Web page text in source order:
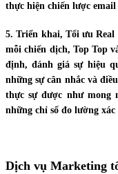
thực hiện chiến lược
5. Triển khai, Tối ưu
mỗi chiến dịch, Top Top
định, đánh giá sự hiệu
những sự cân nhắc và
thực sự được như mong
những chỉ số đo lường
Dịch vụ Marketing